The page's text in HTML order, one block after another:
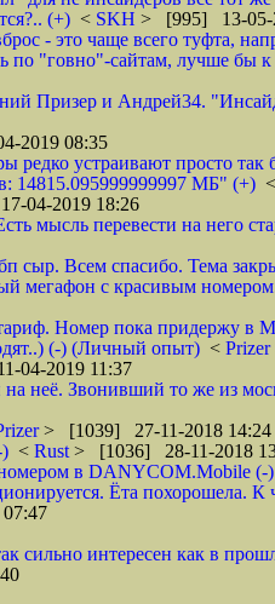
(+) < SKH > [995] 13-05-
- это чаще всего туфта,
"говно"-сайтам, лучше бы к
Призер и Андрей34.
2019 08:35
редко устраивают просто так
14815.095999999997 МБ" (+) <
04-2019 18:26
мысль перевести на него
сыр. Всем спасибо. Тема
мегафон с красивым
Номер пока придержу в
(-) (Личный опыт) < Prizer
04-2019 11:37
неё. Звонивший то же из
> [1039] 27-11-2018 14:24
< Rust > [1036] 28-11-2018
номером в DANYCOM.Mobile (-)
Ёта похорошела.
сильно интересен как в